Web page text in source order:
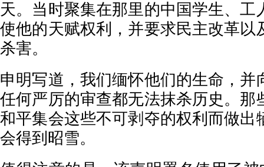
天。当时聚集在那里的中国学生、工
使他的天赋权利，并要求民主改革以
杀害。
申明写道，我们缅怀他们的生命，并
任何严厉的审查都无法抹杀历史。那
和平集会这些不可剥夺的权利而做出
会得到昭雪。